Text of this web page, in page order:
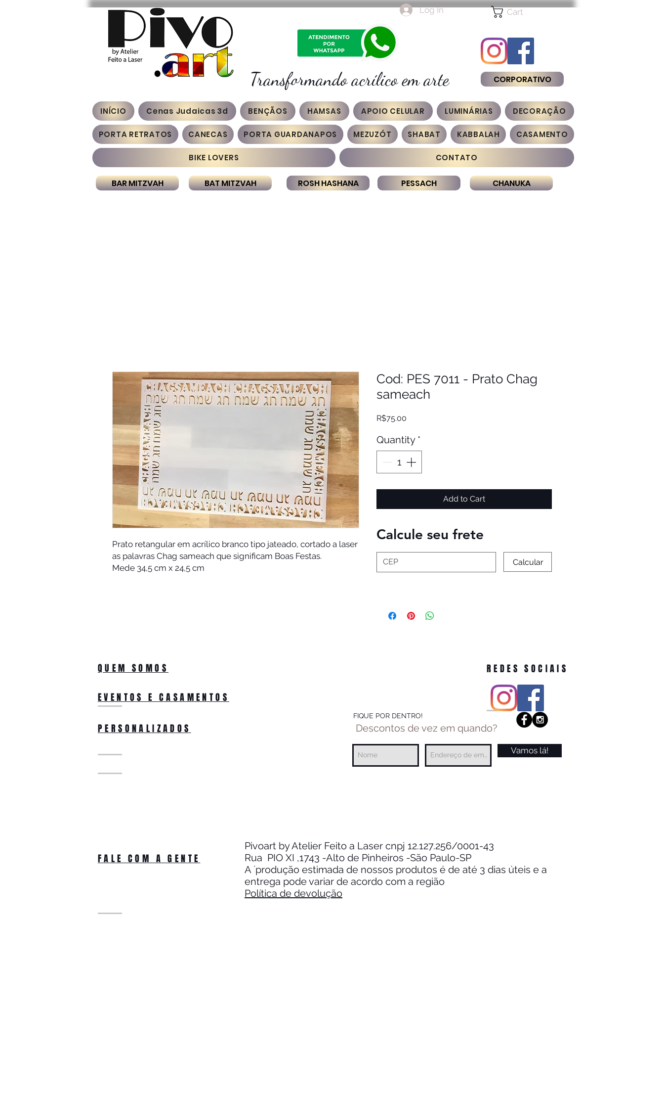
Log In
Transformando acrílico em arte
Cart
CORPORATIVO
INÍCIO Cenas Judaicas 3d BENÇÃOS HAMSAS APOIO CELULAR LUMINÁRIAS DECORAÇÃO
PORTA RETRATOS CANECAS PORTA GUARDANAPOS MEZUZÓT SHABAT KABBALAH CASAMENTO
BIKE LOVERS CONTATO
BAR MITZVAH BAT MITZVAH ROSH HASHANA PESSACH CHANUKA
Prato retangular em acrílico branco tipo jateado, cortado a laser
as palavras Chag sameach que significam Boas Festas.
Mede 34,5 cm x 24,5 cm
Cod: PES 7011 - Prato Chag
sameach
R$75.00
Quantity *
Add to Cart
Calcule seu frete
Calcular
QUEM SOMOS
EVENTOS E CASAMENTOS
PERSONALIZADOS
REDES SOCIAIS
FIQUE POR DENTRO!
Descontos de vez em quando?
Vamos lá!
FALE COM A GENTE
Pivoart by Atelier Feito a Laser cnpj 12.127.256/0001-43
Rua PIO XI ,1743 -Alto de Pinheiros -São Paulo-SP
A ´produção estimada de nossos produtos é de até 3 dias úteis e a
entrega pode variar de acordo com a região
Política de devolução